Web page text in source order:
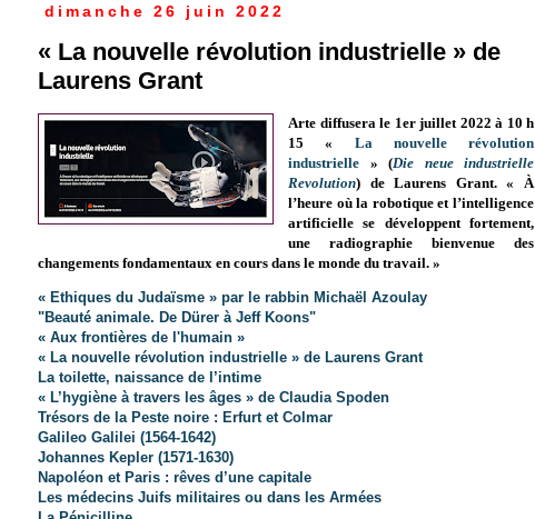
dimanche 26 juin 2022
« La nouvelle révolution industrielle » de
Laurens Grant
Arte diffusera le 1er juillet 2022 à 10 h
15 « La nouvelle révolution
industrielle » (Die neue industrielle
Revolution) de Laurens Grant. « À
l’heure où la robotique et l’intelligence
artificielle se développent fortement,
une radiographie bienvenue des
changements fondamentaux en cours dans le monde du travail. »
« Ethiques du Judaïsme » par le rabbin Michaël Azoulay
"Beauté animale. De Dürer à Jeff Koons"
« Aux frontières de l'humain »
« La nouvelle révolution industrielle » de Laurens Grant
La toilette, naissance de l’intime
« L’hygiène à travers les âges » de Claudia Spoden
Trésors de la Peste noire : Erfurt et Colmar
Galileo Galilei (1564-1642)
Johannes Kepler (1571-1630)
Napoléon et Paris : rêves d’une capitale
Les médecins Juifs militaires ou dans les Armées